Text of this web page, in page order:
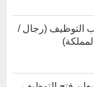
التوظيف (رجال /